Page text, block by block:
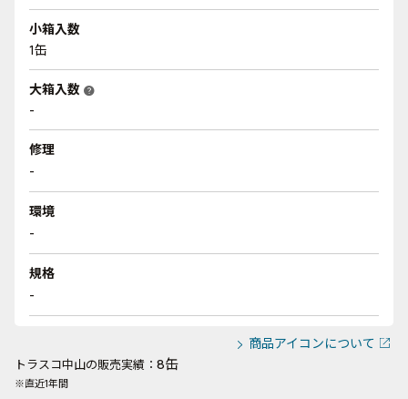
小箱入数
1缶
大箱入数 help
-
修理
-
環境
-
規格
-
商品アイコンについて
トラスコ中山の販売実績： 8缶
※直近1年間